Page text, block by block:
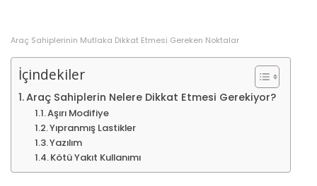
Araç Sahiplerinin Mutlaka Dikkat Etmesi Gereken Noktalar
İçindekiler
Araç Sahiplerin Nelere Dikkat Etmesi Gerekiyor?
Aşırı Modifiye
Yıpranmış Lastikler
Yazılım
Kötü Yakıt Kullanımı